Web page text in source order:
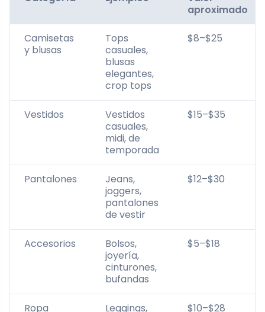
aproximado
Camisetas
y blusas
Tops
casuales,
blusas
elegantes,
crop tops
$8–$25
Vestidos
Vestidos
casuales,
midi, de
temporada
$15–$35
Pantalones
Jeans,
joggers,
pantalones
de vestir
$12–$30
Accesorios
Bolsos,
joyería,
cinturones,
bufandas
$5–$18
Ropa
Leggings,
$10–$28